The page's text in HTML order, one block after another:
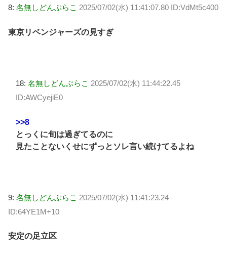
8: 名無しどんぶらこ 2025/07/02(水) 11:41:07.80 ID:VdMt5c400
東京リベンジャーズの見すぎ
18: 名無しどんぶらこ 2025/07/02(水) 11:44:22.45
ID:AWCyejiE0
>>8
とっくに旬は過ぎてるのに
見たことないくせにずっとソレ言い続けてるよね
9: 名無しどんぶらこ 2025/07/02(水) 11:41:23.24
ID:64YE1M+10
安定の足立区